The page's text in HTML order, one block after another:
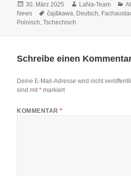
Veröffentlicht
am
30. März 2025 Autor
LaNa-Team
News
Schlagwörter
čaj&kawa, Deutsch,
Polnisch,Tschechisch
Schreibe einen
Deine E-Mail-Adresse wird nicht
sind mit* markiert
KOMMENTAR*